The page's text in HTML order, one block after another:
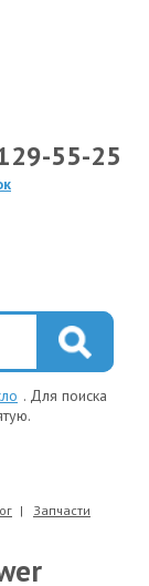
55-25
. Для поиска
Запчасти